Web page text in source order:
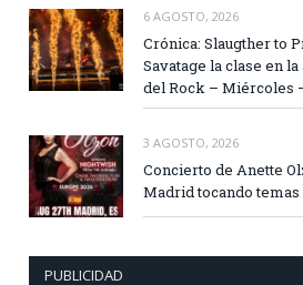
6 AGOSTO, 2026
Crónica: Slaugther to
Savatage la clase en
del Rock – Miércoles
3 AGOSTO, 2026
Concierto de Anette
Madrid tocando
PUBLICIDAD